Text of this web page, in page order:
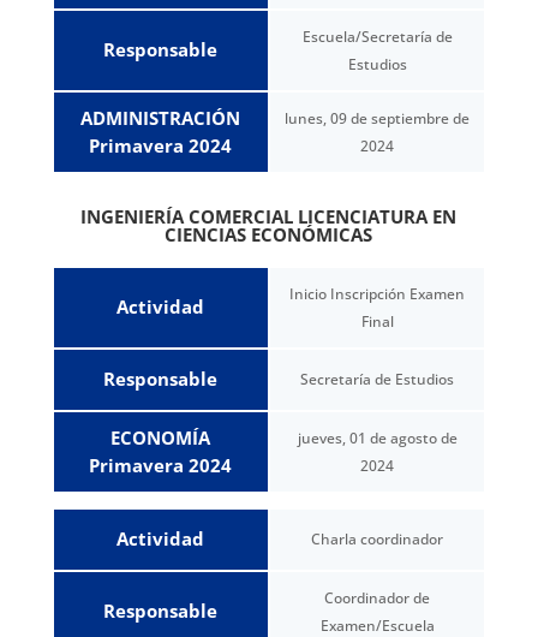
Responsable
ADMINISTRACIÓN
Primavera 2024
Escuela/Secretaría de
Estudios
lunes, 09 de septiembre de
2024
INGENIERÍA COMERCIAL LICENCIATURA EN
CIENCIAS ECONÓMICAS
Actividad
Responsable
ECONOMÍA
Primavera 2024
Inicio Inscripción Examen
Final
Secretaría de Estudios
jueves, 01 de agosto de
2024
Actividad
Responsable
Charla coordinador
Coordinador de
Examen/Escuela